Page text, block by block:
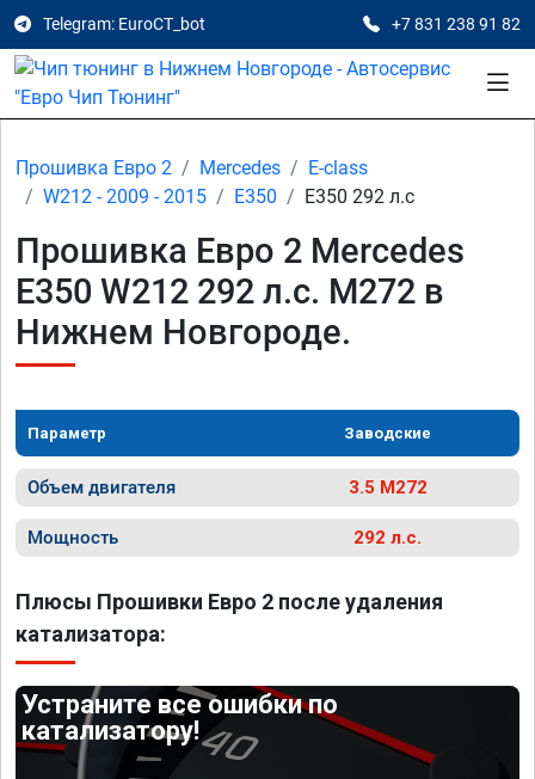
Telegram: EuroCT_bot +7 831 238 91 82
Прошивка Евро 2 Mercedes
E-class
W212 - 2009 - 2015
E350 E350 292 л.с
Прошивка Евро 2 Mercedes
E350 W212 292 л.с. M272 в
Нижнем Новгороде.
Параметр Заводские
Объем двигателя 3.5 M272
Мощность 292 л.с.
Плюсы Прошивки Евро 2 после удаления
катализатора:
Устраните все ошибки по
катализатору!